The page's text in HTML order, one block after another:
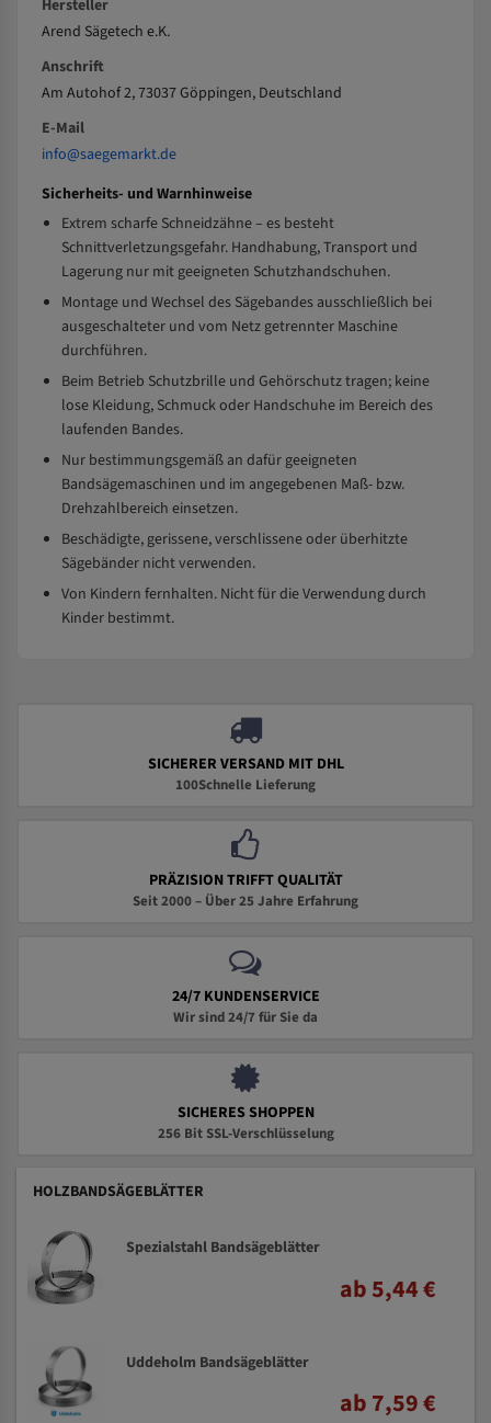
Hersteller
Arend Sägetech e.K.
Anschrift
Am Autohof 2, 73037 Göppingen, Deutschland
E-Mail
info@saegemarkt.de
Sicherheits- und Warnhinweise
Extrem scharfe Schneidzähne – es besteht
Schnittverletzungsgefahr. Handhabung, Transport und
Lagerung nur mit geeigneten Schutzhandschuhen.
Montage und Wechsel des Sägebandes ausschließlich bei
ausgeschalteter und vom Netz getrennter Maschine
durchführen.
Beim Betrieb Schutzbrille und Gehörschutz tragen; keine
lose Kleidung, Schmuck oder Handschuhe im Bereich des
laufenden Bandes.
Nur bestimmungsgemäß an dafür geeigneten
Bandsägemaschinen und im angegebenen Maß- bzw.
Drehzahlbereich einsetzen.
Beschädigte, gerissene, verschlissene oder überhitzte
Sägebänder nicht verwenden.
Von Kindern fernhalten. Nicht für die Verwendung durch
Kinder bestimmt.
SICHERER VERSAND MIT DHL
100Schnelle Lieferung
PRÄZISION TRIFFT QUALITÄT
Seit 2000 – Über 25 Jahre Erfahrung
24/7 KUNDENSERVICE
Wir sind 24/7 für Sie da
SICHERES SHOPPEN
256 Bit SSL-Verschlüsselung
HOLZBANDSÄGEBLÄTTER
Spezialstahl Bandsägeblätter
ab 5,44 €
Uddeholm Bandsägeblätter
ab 7,59 €